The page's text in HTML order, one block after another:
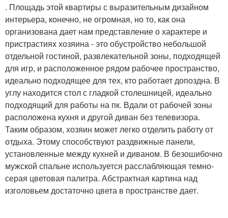
. Площадь этой квартиры с выразительным дизайном
интерьера, конечно, не огромная, но то, как она
организована дает нам представление о характере и
пристрастиях хозяина - это обустройство небольшой
отдельной гостиной, развлекательной зоны, подходящей
для игр, и расположенное рядом рабочее пространство,
идеально подходящее для тех, кто работает допоздна. В
углу находится стол с гладкой столешницей, идеально
подходящий для работы на пк. Вдали от рабочей зоны
расположена кухня и другой диван без телевизора.
Таким образом, хозяин может легко отделить работу от
отдыха. Этому способствуют раздвижные панели,
установленные между кухней и диваном. В безошибочно
мужской спальне используется расслабляющая темно-
серая цветовая палитра. Абстрактная картина над
изголовьем достаточно цвета в пространстве дает.